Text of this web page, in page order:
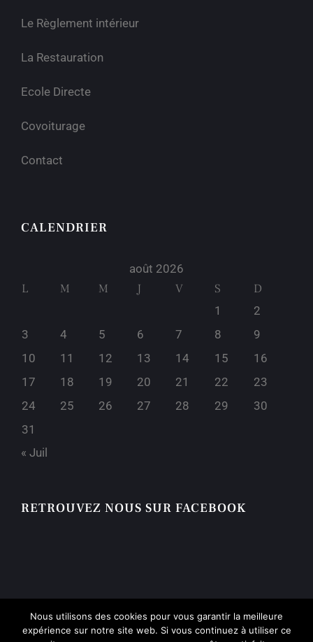
Le Règlement intérieur
La Restauration
Ecole Directe
Covoiturage
Contact
CALENDRIER
août 2026
L M M J V S D
1
2
3
4 5 6 7 8
9
10
11 12 13 14 15
16
17
18 19 20 21 22
23
24
25 26 27 28 29
30
31
« Juil
RETROUVEZ NOUS SUR FACEBOOK
Nous utilisons des cookies pour vous garantir la meilleure
expérience sur notre site web. Si vous continuez à utiliser ce